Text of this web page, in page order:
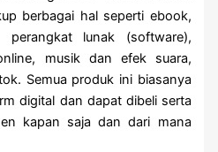
berbagai hal seperti ebook,
perangkat lunak (software),
musik dan efek suara,
Semua produk ini biasanya
digital dan dapat dibeli serta
kapan saja dan dari mana